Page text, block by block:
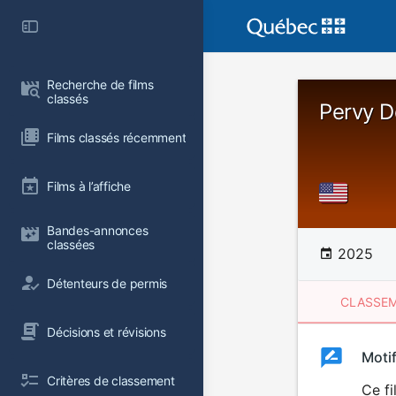
Recherche de films
classés
Films classés récemment
Films à l’affiche
Bandes-annonces
classées
Détenteurs de permis
Décisions et révisions
Critères de classement
Pervy
2025
Ce